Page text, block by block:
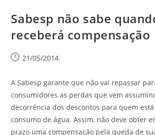
Sabesp não sabe
receberá compensação
21/05/2014
A Sabesp garante que não vai repassar
consumidores as perdas que vem
decorrência dos descontos para quem
consumo de água. Assim, não deve obter
prazo uma compensação pela queda de